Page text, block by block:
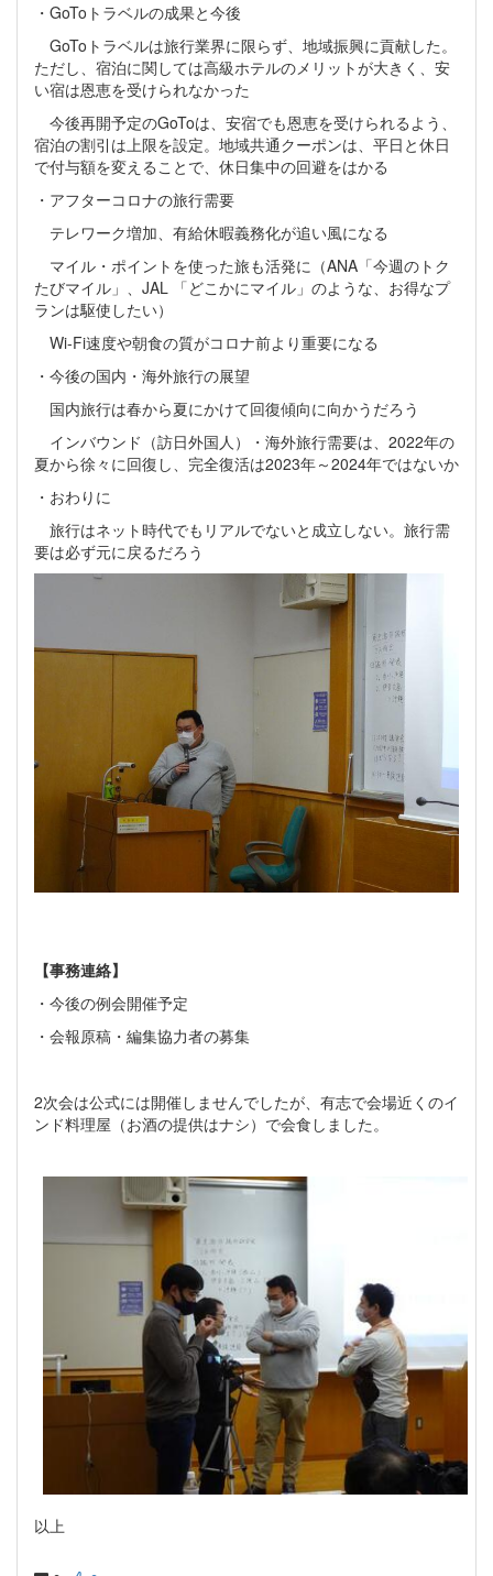
・GoToトラベルの成果と今後
GoToトラベルは旅行業界に限らず、地域振興に貢献した。
ただし、宿泊に関しては高級ホテルのメリットが大きく、安
い宿は恩恵を受けられなかった
今後再開予定のGoToは、安宿でも恩恵を受けられるよう、
宿泊の割引は上限を設定。地域共通クーポンは、平日と休日
で付与額を変えることで、休日集中の回避をはかる
・アフターコロナの旅行需要
テレワーク増加、有給休暇義務化が追い風になる
マイル・ポイントを使った旅も活発に（ANA「今週のトク
たびマイル」、JAL 「どこかにマイル」のような、お得なプ
ランは駆使したい）
Wi-Fi速度や朝食の質がコロナ前より重要になる
・今後の国内・海外旅行の展望
国内旅行は春から夏にかけて回復傾向に向かうだろう
インバウンド（訪日外国人）・海外旅行需要は、2022年の
夏から徐々に回復し、完全復活は2023年～2024年ではないか
・おわりに
旅行はネット時代でもリアルでないと成立しない。旅行需
要は必ず元に戻るだろう
【事務連絡】
・今後の例会開催予定
・会報原稿・編集協力者の募集
2次会は公式には開催しませんでしたが、有志で会場近くのイ
ンド料理屋（お酒の提供はナシ）で会食しました。
以上